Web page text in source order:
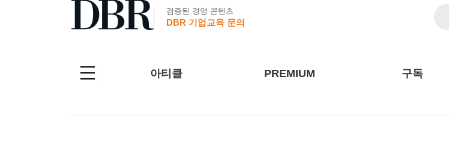
검증된 경영 콘텐츠
DBR 기업교육 문의
아티클 PREMIUM 구독